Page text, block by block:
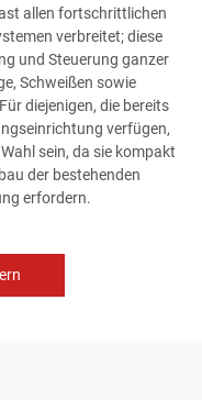
allen fortschrittlichen
verbreitet; diese
und Steuerung ganzer
Schweißen sowie
diejenigen, die bereits
verfügen,
sein, da sie kompakt
der bestehenden
erfordern.